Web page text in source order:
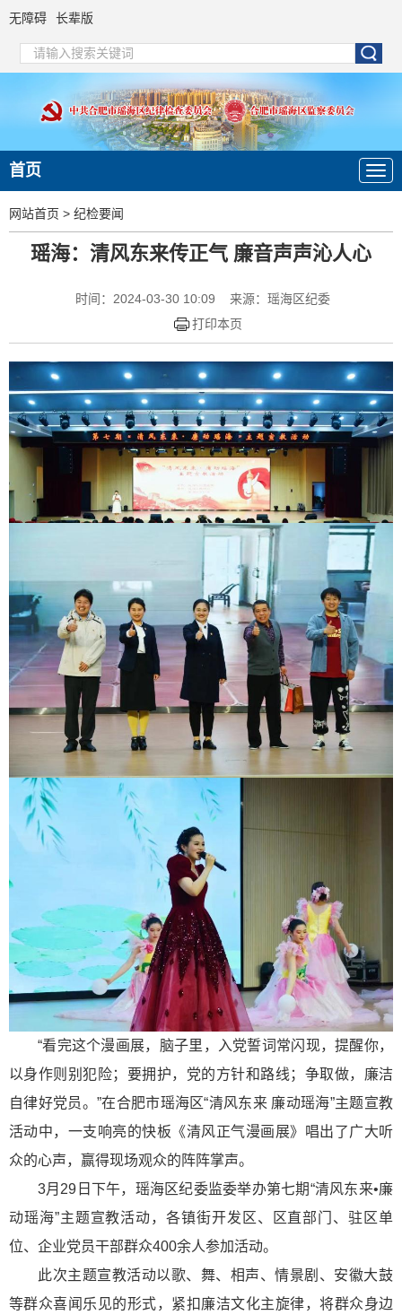
无障碍 长辈版
首页
网站首页 > 纪检要闻
瑶海：清风东来传正气 廉音声声沁人心
时间：2024-03-30 10:09
来源：瑶海区纪委
打印本页
“看完这个漫画展，脑子里，入党誓词常闪现，提醒你，
以身作则别犯险；要拥护，党的方针和路线；争取做，廉洁
自律好党员。”在合肥市瑶海区“清风东来 廉动瑶海”主题宣教
活动中，一支响亮的快板《清风正气漫画展》唱出了广大听
众的心声，赢得现场观众的阵阵掌声。
3月29日下午，瑶海区纪委监委举办第七期“清风东来•廉
动瑶海”主题宣教活动，各镇街开发区、区直部门、驻区单
位、企业党员干部群众400余人参加活动。
此次主题宣教活动以歌、舞、相声、情景剧、安徽大鼓
等群众喜闻乐见的形式，紧扣廉洁文化主旋律，将群众身边